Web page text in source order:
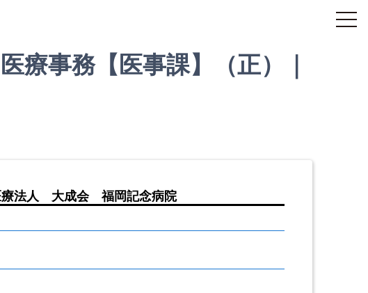
事務【医事課】（正）｜
療法人 大成会 福岡記念病院